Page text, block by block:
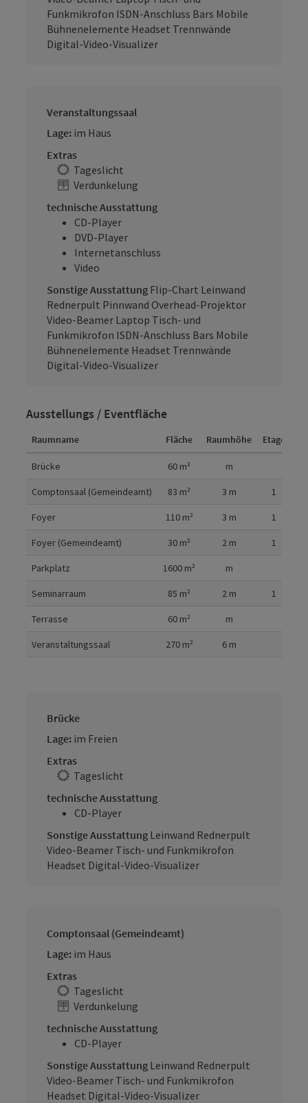
Funkmikrofon ISDN-Anschluss Bars Mobile
Bühnenelemente Headset Trennwände
Digital-Video-Visualizer
Veranstaltungssaal
Lage: im Haus
Extras
Tageslicht
Verdunkelung
technische Ausstattung
CD-Player
DVD-Player
Internetanschluss
Video
Sonstige Ausstattung Flip-Chart Leinwand
Rednerpult Pinnwand Overhead-Projektor
Video-Beamer Laptop Tisch- und
Funkmikrofon ISDN-Anschluss Bars Mobile
Bühnenelemente Headset Trennwände
Digital-Video-Visualizer
Ausstellungs / Eventfläche
Raumname Fläche Raumhöhe Etage
Brücke 60 m² m
Comptonsaal (Gemeindeamt) 83 m² 3 m 1
Foyer 110m² 3 m 1
Foyer (Gemeindeamt) 30 m² 2m 1
Parkplatz 1600 m² m
Seminarraum 85 m² 2m 1
Terrasse 60 m² m
Veranstaltungssaal 270m² 6m
Brücke
Lage: im Freien
Extras
Tageslicht
technische Ausstattung
CD-Player
Sonstige Ausstattung Leinwand Rednerpult
Video-Beamer Tisch- und Funkmikrofon
Headset Digital-Video-Visualizer
Comptonsaal (Gemeindeamt)
Lage: im Haus
Extras
Tageslicht
Verdunkelung
technische Ausstattung
CD-Player
Sonstige Ausstattung Leinwand Rednerpult
Video-Beamer Tisch- und Funkmikrofon
Headset Digital-Video-Visualizer